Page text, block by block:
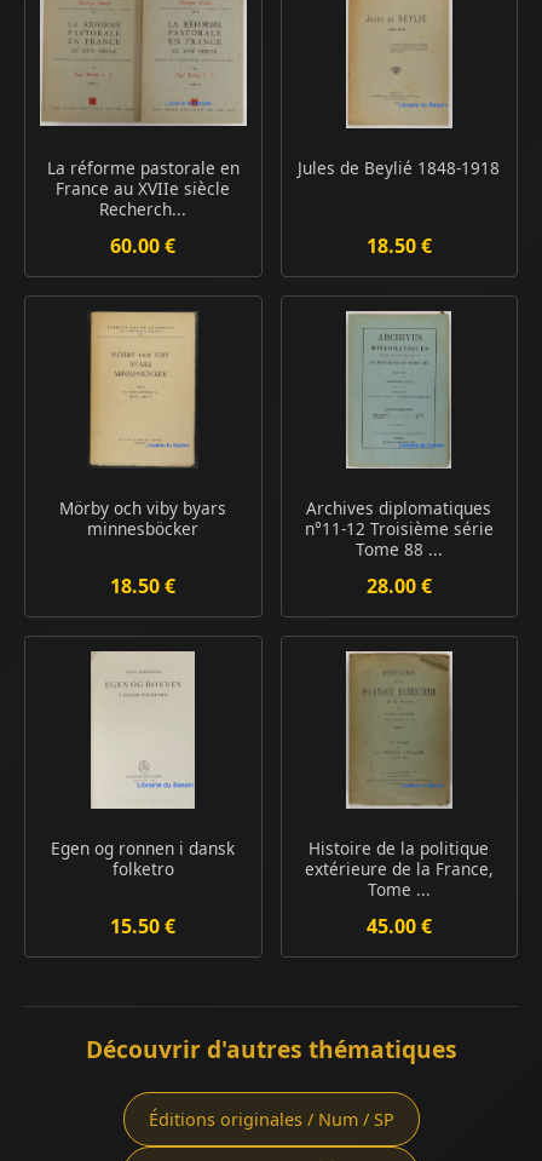
La réforme pastorale en
France au XVIIe siècle
Recherch...
60.00 €
Jules de Beylié 1848-1918
18.50 €
Mörby och viby byars
minnesböcker
18.50 €
Archives diplomatiques
n°11-12 Troisième série
Tome 88 ...
28.00 €
Egen og ronnen i dansk
folketro
15.50 €
Histoire de la politique
extérieure de la France,
Tome ...
45.00 €
Découvrir d'autres thématiques
Éditions originales / Num / SP